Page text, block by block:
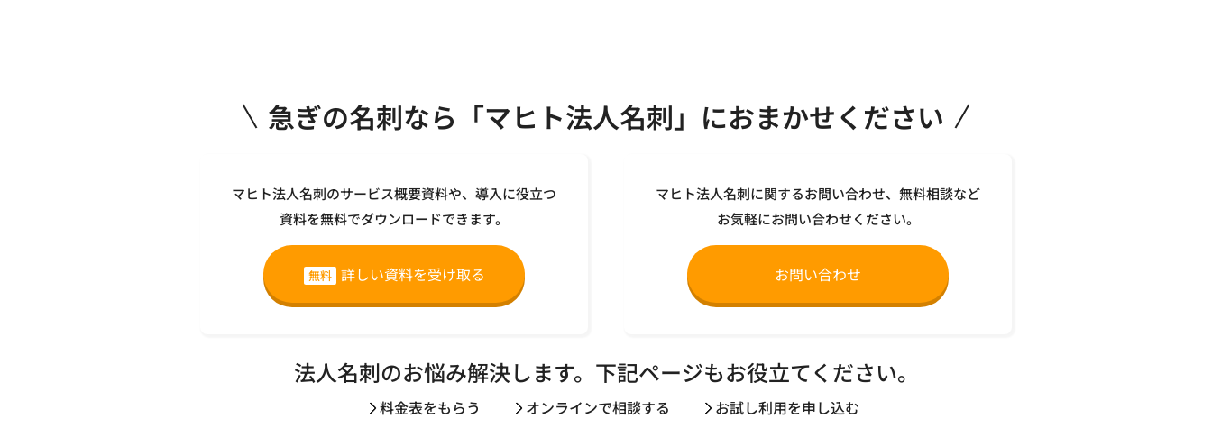
急ぎの名刺なら「マヒト法人名刺」におまかせください
マヒト法人名刺のサービス概要資料や、導入に役立つ
資料を無料でダウンロードできます。
無料 詳しい資料を受け取る
マヒト法人名刺に関するお問い合わせ、無料相談など
お気軽にお問い合わせください。
お問い合わせ
法人名刺のお悩み解決します。下記ページもお役立てください。
料金表をもらう オンラインで相談する お試し利用を申し込む